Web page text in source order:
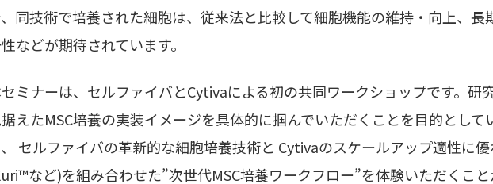
同技術で培養された細胞は、従来法と比較して細胞機能の維持・向上、長
などが期待されています。
ミナーは、セルファイバとCytivaによる初の共同ワークショップです。研
えたMSC培養の実装イメージを具体的に掴んでいただくことを目的として
セルファイバの革新的な細胞培養技術と Cytivaのスケールアップ適性に
など)を組み合わせた”次世代MSC培養ワークフロー”を体験いただくこと